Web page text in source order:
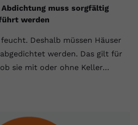
muss sorgfältig
werden
Deshalb müssen Häuser
werden. Das gilt für
sie mit oder ohne Keller…